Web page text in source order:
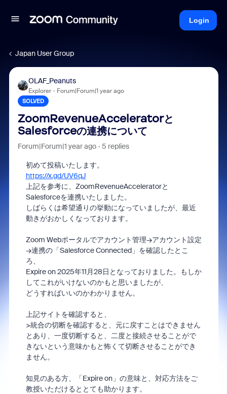
Login
Japan User Group
OLAF_Peanuts
Explorer Forum|Forum|1 year ago
SOLVED
ZoomRevenueAcceleratorと
Salesforceの連携について
Forum|Forum|1 year ago 5 replies
初めて投稿いたします。
https://x.gd/UV6qJ
上記を参考に、ZoomRevenueAcceleratorと
Salesforceを連携いたしました。
しばらくは希望通りの挙動になっていましたが、最近
動きがおかしくなっております。
Zoom Webポータルでアカウント管理→アカウント設定
→連携の「Salesforce Connected」を確認したとこ
ろ、
Expire on 2025年11月28日となっておりました。もしか
してこれがいけないのかもと思いましたが、
どうすればいいのかわかりません。
上記サイトを確認すると、
>統合の切断を確認すると、元に戻すことはできません
とあり、一度切断すると、二度と接続させることがで
きないという意味かもと怖くて切断させることができ
ません。
知見のある方、「Expire on」の意味と、対応方法をご
教授いただけるととても助かります。